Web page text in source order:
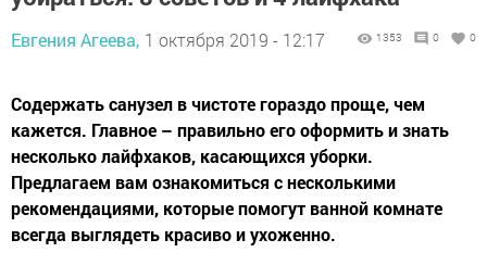
Евгения Агеева, 1 октября 2019 - 12:17 1353 0 0
Содержать санузел в чистоте гораздо проще, чем
кажется. Главное – правильно его оформить и знать
несколько лайфхаков, касающихся уборки.
Предлагаем вам ознакомиться с несколькими
рекомендациями, которые помогут ванной комнате
всегда выглядеть красиво и ухоженно.